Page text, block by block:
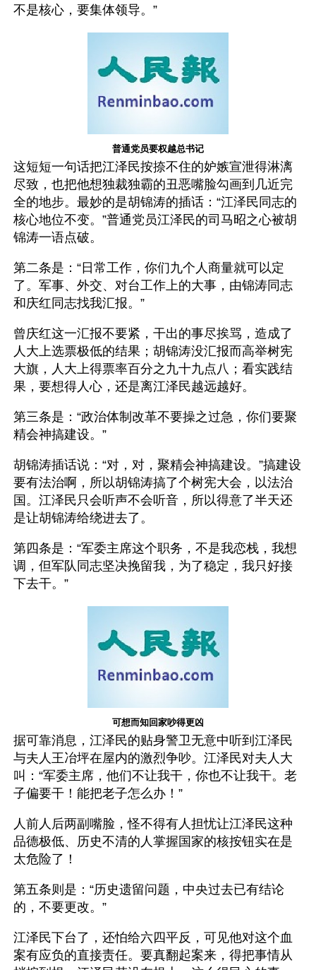
不是核心，要集体领导。”
普通党员要权越总书记
这短短一句话把江泽民按捺不住的妒嫉宣泄得淋漓
尽致，也把他想独裁独霸的丑恶嘴脸勾画到几近完
全的地步。最妙的是胡锦涛的插话：“江泽民同志的
核心地位不变。”普通党员江泽民的司马昭之心被胡
锦涛一语点破。
第二条是：“日常工作，你们九个人商量就可以定
了。军事、外交、对台工作上的大事，由锦涛同志
和庆红同志找我汇报。”
曾庆红这一汇报不要紧，干出的事尽挨骂，造成了
人大上选票极低的结果；胡锦涛没汇报而高举树宪
大旗，人大上得票率百分之九十九点八；看实践结
果，要想得人心，还是离江泽民越远越好。
第三条是：“政治体制改革不要操之过急，你们要聚
精会神搞建设。”
胡锦涛插话说：“对，对，聚精会神搞建设。”搞建设
要有法治啊，所以胡锦涛搞了个树宪大会，以法治
国。江泽民只会听声不会听音，所以得意了半天还
是让胡锦涛给绕进去了。
第四条是：“军委主席这个职务，不是我恋栈，我想
调，但军队同志坚决挽留我，为了稳定，我只好接
下去干。”
可想而知回家吵得更凶
据可靠消息，江泽民的贴身警卫无意中听到江泽民
与夫人王冶坪在屋内的激烈争吵。江泽民对夫人大
叫：“军委主席，他们不让我干，你也不让我干。老
子偏要干！能把老子怎么办！”
人前人后两副嘴脸，怪不得有人担忧让江泽民这种
品德极低、历史不清的人掌握国家的核按钮实在是
太危险了！
第五条则是：“历史遗留问题，中央过去已有结论
的，不要更改。”
江泽民下台了，还怕给六四平反，可见他对这个血
案有应负的直接责任。要真翻起案来，得把事情从